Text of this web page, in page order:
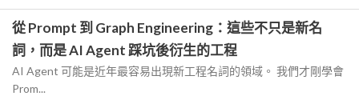
從 Prompt 到 Graph Engineering：這些不只是新名
詞，而是 AI Agent 踩坑後衍生的工程
AI Agent 可能是近年最容易出現新工程名詞的領域。 我們才剛學會
Prom...